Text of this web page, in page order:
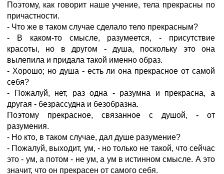
Поэтому, как говорит наше учение, тела прекрасны по
причастности.
- Что же в таком случае сделало тело прекрасным?
- В каком-то смысле, разумеется, - присутствие
красоты, но в другом - душа, поскольку это она
вылепила и придала такой именно образ.
- Хорошо; но душа - есть ли она прекрасное от самой
себя?
- Пожалуй, нет, раз одна - разумна и прекрасна, а
другая - безрассудна и безобразна.
Поэтому прекрасное, связанное с душой, - от
разумения.
- Но кто, в таком случае, дал душе разумение?
- Пожалуй, выходит, ум, - но только не такой, что сейчас
это - ум, а потом - не ум, а ум в истинном смысле. А это
значит, что он прекрасен от самого себя.